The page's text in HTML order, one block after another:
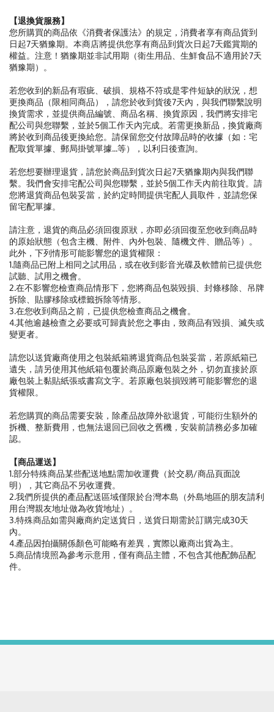
【退換貨服務】
您所購買的商品依《消費者保護法》的規定，消費者享有商品貨到
日起7天猶豫期。本商店將提供您享有商品到貨次日起7天鑑賞期的
權益。注意！猶豫期並非試用期（衛生用品、生鮮食品不適用於7天
猶豫期）。
若您收到的新品有瑕疵、破損、規格不符或是零件短缺的狀況，想
更換商品（限相同商品），請您於收到貨後7天內，與我們聯繫說明
換貨需求，並提供商品編號、商品名稱、換貨原因，我們將安排宅
配公司與您聯繫，並於5個工作天內完成。若需更換新品，換貨廠商
將於收到商品後更換給您。請保留您交付故障品時的收據（如：宅
配取貨單據、郵局掛號單據...等），以利日後查詢。
若您想要辦理退貨，請您於商品到貨次日起7天猶豫期內與我們聯
繫。我們會安排宅配公司與您聯繫，並於5個工作天內前往取貨。請
您將退貨商品包裝妥當，於約定時間提供宅配人員取件，並請您保
留宅配單據。
請注意，退貨的商品必須回復原狀，亦即必須回復至您收到商品時
的原始狀態（包含主機、附件、內外包裝、隨機文件、贈品等）。
此外，下列情形可能影響您的退貨權限：
1.隨商品已附上相同之試用品，或在收到影音光碟及軟體前已提供您
試聽、試用之機會。
2.在不影響您檢查商品情形下，您將商品包裝毀損、封條移除、吊牌
拆除、貼膠移除或標籤拆除等情形。
3.在您收到商品之前，已提供您檢查商品之機會。
4.其他逾越檢查之必要或可歸責於您之事由，致商品有毀損、滅失或
變更者。
請您以送貨廠商使用之包裝紙箱將退貨商品包裝妥當，若原紙箱已
遺失，請另使用其他紙箱包覆於商品原廠包裝之外，切勿直接於原
廠包裝上黏貼紙張或書寫文字。若原廠包裝損毀將可能影響您的退
貨權限。
若您購買的商品需要安裝，除產品故障外欲退貨，可能衍生額外的
拆機、整新費用，也無法退回已回收之舊機，安裝前請務必多加確
認。
【商品運送】
1.部分特殊商品某些配送地點需加收運費（於交易/商品頁面說
明），其它商品不另收運費。
2.我們所提供的產品配送區域僅限於台灣本島（外島地區的朋友請利
用台灣親友地址做為收貨地址）。
3.特殊商品如需與廠商約定送貨日，送貨日期需於訂購完成30天
內。
4.產品因拍攝關係顏色可能略有差異，實際以廠商出貨為主。
5.商品情境照為參考示意用，僅有商品主體，不包含其他配飾品配
件。